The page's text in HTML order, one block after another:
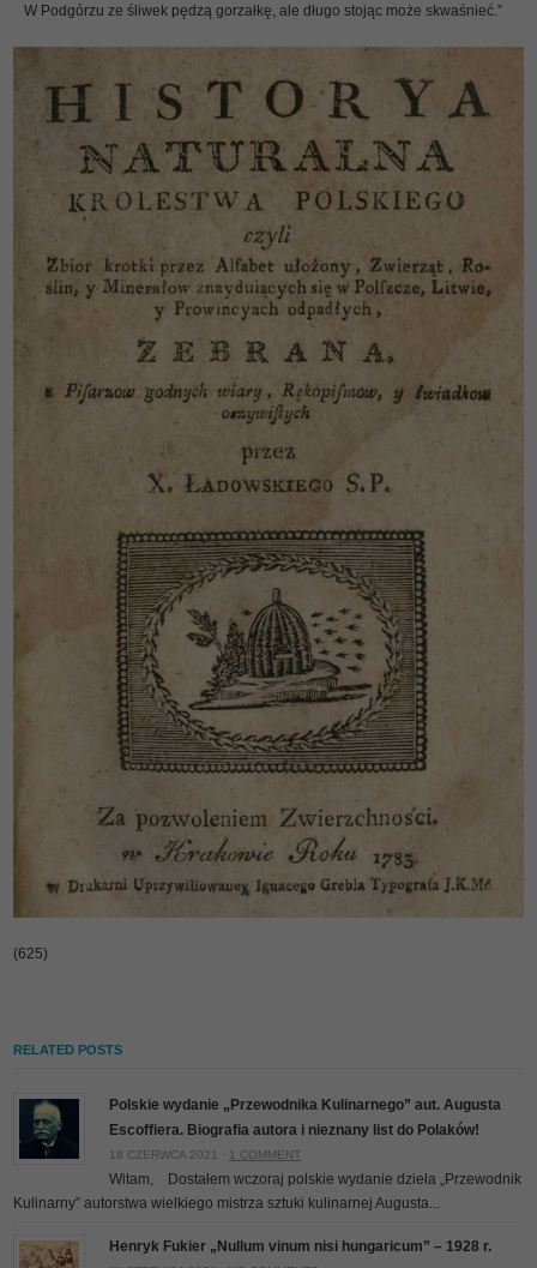
W Podgórzu ze śliwek pędzą gorzałkę, ale długo stojąc może skwaśnieć.”
(625)
RELATED POSTS
Polskie wydanie „Przewodnika Kulinarnego” aut. Augusta
Escoffiera. Biografia autora i nieznany list do Polaków!
18 CZERWCA 2021 · 1 COMMENT
Witam, Dostałem wczoraj polskie wydanie dzieła „Przewodnik
Kulinarny” autorstwa wielkiego mistrza sztuki kulinarnej Augusta...
Henryk Fukier „Nullum vinum nisi hungaricum” – 1928 r.